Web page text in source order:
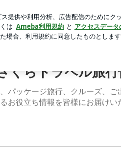
ベル旅行情報
くらトラベル旅
パッケージ旅行、クルーズ、
お役立ち情報を皆様にお届けい